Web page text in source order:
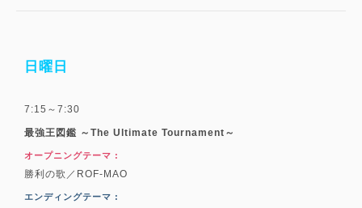
日曜日
7:15～7:30
最強王図鑑 ～The Ultimate Tournament～
オープニングテーマ :
勝利の歌／ROF-MAO
エンディングテーマ :